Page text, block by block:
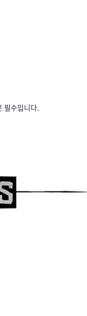
필수입니다.